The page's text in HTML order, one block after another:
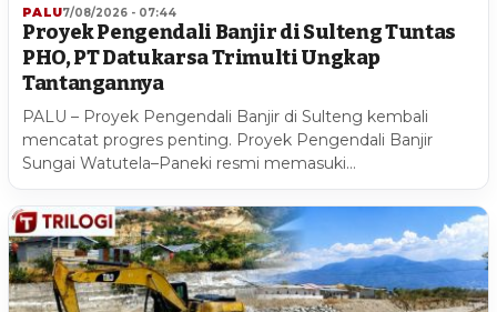
PALU7/08/2026 - 07:44
Proyek Pengendali Banjir di Sulteng Tuntas
PHO, PT Datukarsa Trimulti Ungkap
Tantangannya
PALU – Proyek Pengendali Banjir di Sulteng kembali
mencatat progres penting. Proyek Pengendali Banjir
Sungai Watutela–Paneki resmi memasuki…